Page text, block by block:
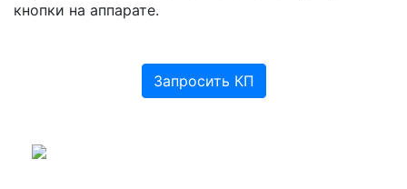
кнопки на аппарате.
Запросить КП